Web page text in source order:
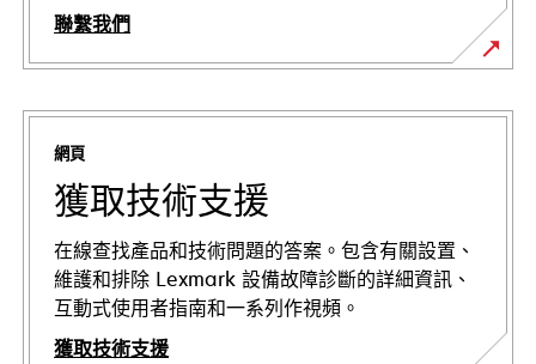
聯繫我們
網頁
獲取技術支援
在線查找產品和技術問題的答案。包含有關設置、
維護和排除 Lexmark 設備故障診斷的詳細資訊、
互動式使用者指南和一系列作視頻。
獲取技術支援